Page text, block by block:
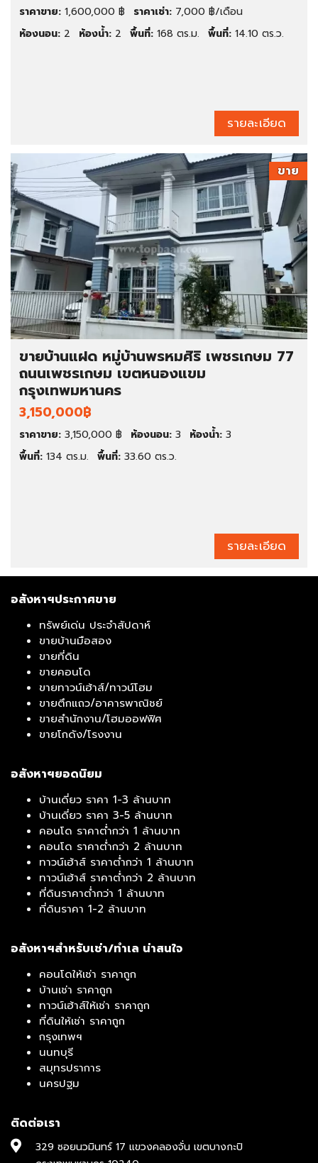
ราคาขาย: 1,600,000 ฿ ราคาเช่า: 7,000 ฿/เดือน
ห้องนอน: 2 ห้องน้ำ: 2 พื้นที่: 168 ตร.ม. พื้นที่: 14.10 ตร.ว.
รายละเอียด
ขาย
ขายบ้านแฝด หมู่บ้านพรหมศิริ เพชรเกษม 77
ถนนเพชรเกษม เขตหนองแขม
กรุงเทพมหานคร
3,150,000฿
ราคาขาย: 3,150,000 ฿ ห้องนอน: 3 ห้องน้ำ: 3
พื้นที่: 134 ตร.ม. พื้นที่: 33.60 ตร.ว.
รายละเอียด
อสังหาฯประกาศขาย
ทรัพย์เด่น ประจำสัปดาห์
ขายบ้านมือสอง
ขายที่ดิน
ขายคอนโด
ขายทาวน์เฮ้าส์/ทาวน์โฮม
ขายตึกแถว/อาคารพาณิชย์
ขายสำนักงาน/โฮมออฟฟิศ
ขายโกดัง/โรงงาน
อสังหาฯยอดนิยม
บ้านเดี่ยว ราคา 1-3 ล้านบาท
บ้านเดี่ยว ราคา 3-5 ล้านบาท
คอนโด ราคาต่ำกว่า 1 ล้านบาท
คอนโด ราคาต่ำกว่า 2 ล้านบาท
ทาวน์เฮ้าส์ ราคาต่ำกว่า 1 ล้านบาท
ทาวน์เฮ้าส์ ราคาต่ำกว่า 2 ล้านบาท
ที่ดินราคาต่ำกว่า 1 ล้านบาท
ที่ดินราคา 1-2 ล้านบาท
อสังหาฯสำหรับเช่า/ทำเล น่าสนใจ
คอนโดให้เช่า ราคาถูก
บ้านเช่า ราคาถูก
ทาวน์เฮ้าส์ให้เช่า ราคาถูก
ที่ดินให้เช่า ราคาถูก
กรุงเทพฯ
นนทบุรี
สมุทรปราการ
นครปฐม
ติดต่อเรา
329 ซอยนวมินทร์ 17 แขวงคลองจั่น เขตบางกะปิ